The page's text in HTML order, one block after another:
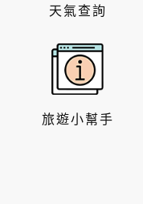
天氣查詢
旅遊小幫手